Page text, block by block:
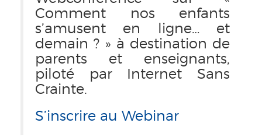
Comment nos enfants
s’amusent en ligne… et
demain ? » à destination de
parents et enseignants,
piloté par Internet Sans
Crainte.
S’inscrire au Webinar